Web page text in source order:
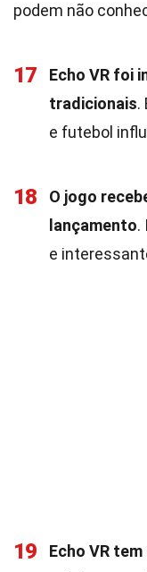
podem não
17
Echo VR foi
tradicionais.
e futebol
18
O jogo
lançamento.
e
19 Echo VR